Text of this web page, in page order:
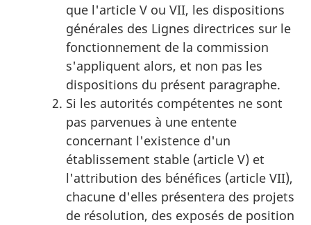
que l'article V ou VII, les dispositions
générales des Lignes directrices sur le
fonctionnement de la commission
s'appliquent alors, et non pas les
dispositions du présent paragraphe.
Si les autorités compétentes ne sont
pas parvenues à une entente
concernant l'existence d'un
établissement stable (article V) et
l'attribution des bénéfices (article VII),
chacune d'elles présentera des projets
de résolution, des exposés de position